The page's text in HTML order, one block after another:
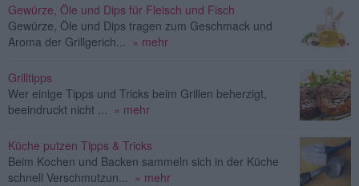
Gewürze, Öle und Dips für Fleisch und Fisch
Gewürze, Öle und Dips tragen zum Geschmack und
Aroma der Grillgerich...
» mehr
Grilltipps
Wer einige Tipps und Tricks beim Grillen beherzigt,
beeindruckt nicht ...
» mehr
Küche putzen Tipps & Tricks
Beim Kochen und Backen sammeln sich in der Küche
schnell Verschmutzun...
» mehr